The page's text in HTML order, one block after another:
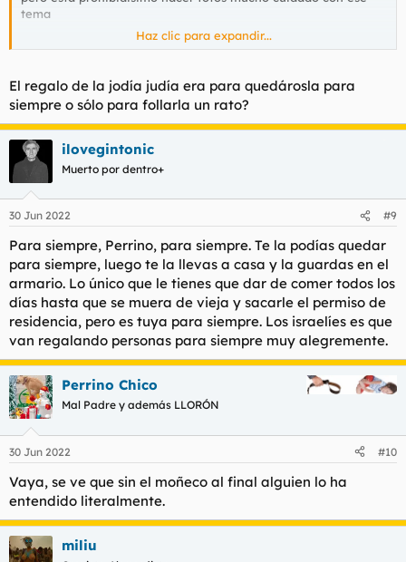
tema
El club sado es esteClub SM / Club BDSM / Cap d'Agdesi va
es extremo de verdad.
caso todo el mundo llega en avión a montpelier, yo en este
viaje iré de navarra a Gerona a hacer unas gestiones y de
Gerona hay 2 horas en coche, por lo general voy por Irún,
Toulouse …. Una amiga de madrid me comentó que iba siempre
en avión
el tema de la desnudez es curioso, por el día un 80% en pelotas
y por la noche solo algunas mujeres que van en plan sexy
desnudas y en tacones o con algún tipo de lencería, muy sexy
toda la vaina.
el tema de los clubs, pues los hay de solo parejas como el
melrose o el glamur o mixtos como “le tantra“, como curiosidad
el el tantra hay varias zonas delimitadas, abajo una especie de
discotecas en la primera planta hay algo como muy sórdido
que no lo acabo de entender pero parece que los hombres
suben a sus mujeres y se las follan un montón de hombres, no
suelo entrar mucho porque a mi me agobia un poco. En la
tercera planta pues solo parejas follando e
intercambiando,orgias ect
uno de mis rollos favoritos como le dije es el melrose que es
una especie de pub al uso pero cuando empieza a hacer
trasero a la de al lado, ella te toca el paquete y bueno
imagínate… para mi es de los mejores garitos eso si, SOLO
PAREJAS
Los precios como le dije son caros,yo siempre busco la calle
Haz clic para expandir...
El regalo de la jodía judía era para quedárosla para
siempre o sólo para follarla un rato?
ilovegintonic
Muerto por dentro+
30 Jun 2022 #9
Para siempre, Perrino, para siempre. Te la podías quedar
para siempre, luego te la llevas a casa y la guardas en el
armario. Lo único que le tienes que dar de comer todos los
días hasta que se muera de vieja y sacarle el permiso de
residencia, pero es tuya para siempre. Los israelíes es que
van regalando personas para siempre muy alegremente.
Perrino Chico
Mal Padre y además LLORÓN
30 Jun 2022 #10
Vaya, se ve que sin el moñeco al final alguien lo ha
entendido literalmente.
miliu